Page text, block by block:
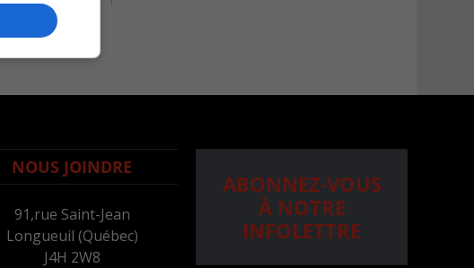
NOUS JOINDRE
91,rue Saint-Jean
Longueuil (Québec)
J4H 2W8
ABONNEZ-VOUS
À NOTRE
INFOLETTRE